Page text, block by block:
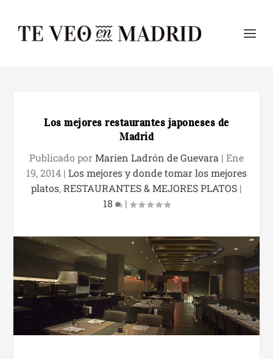
Los mejores restaurantes japoneses de
Madrid
Publicado por Marien Ladrón de Guevara | Ene
19, 2014 | Los mejores y donde tomar los mejores
platos,RESTAURANTES & MEJORES PLATOS |
18
|